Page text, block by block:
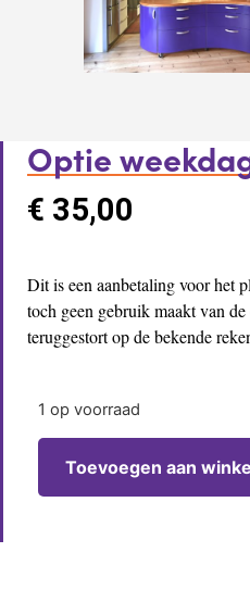
Optie
€ 35,00
Dit is een aanbetaling voor het
toch geen gebruik maakt van
teruggestort op de bekende
1 op voorraad
Toevoegen aan